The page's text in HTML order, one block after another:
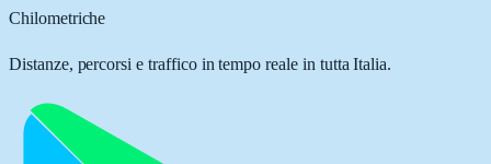
Chilometriche
Distanze, percorsi e traffico in tempo reale in tutta Italia.